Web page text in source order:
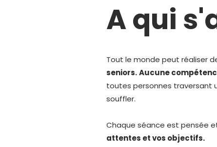
A qui
Tout le monde peut réaliser
seniors.Aucune
toutes personnes traversant
souffler.
Chaque séance est pensée
attentes et vos objectifs.